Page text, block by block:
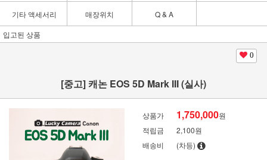
기타 액세서리 매장위치
Q & A
입고된 상품
0
[중고] 캐논 EOS 5D Mark III (실사)
상품가 1,750,000원
적립금
2,100원
배송비
(차등)